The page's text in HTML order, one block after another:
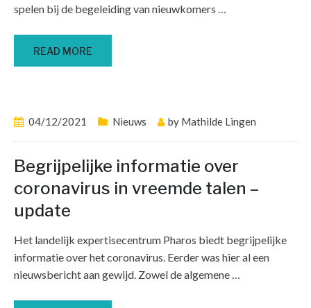
spelen bij de begeleiding van nieuwkomers …
READ MORE
04/12/2021 Nieuws by Mathilde Lingen
Begrijpelijke informatie over
coronavirus in vreemde talen –
update
Het landelijk expertisecentrum Pharos biedt begrijpelijke
informatie over het coronavirus. Eerder was hier al een
nieuwsbericht aan gewijd. Zowel de algemene…